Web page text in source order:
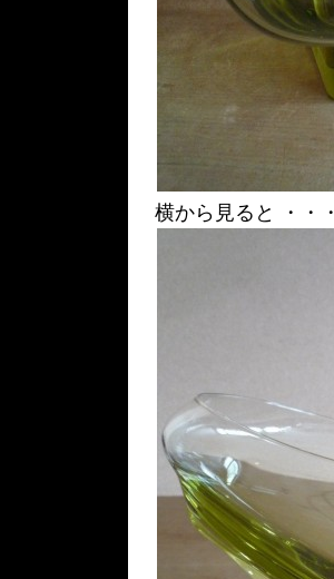
横から見ると ・・・